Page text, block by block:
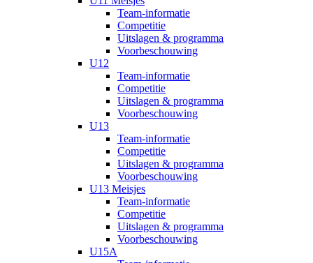
Team-informatie
Competitie
Uitslagen & programma
Voorbeschouwing
U12
Team-informatie
Competitie
Uitslagen & programma
Voorbeschouwing
U13
Team-informatie
Competitie
Uitslagen & programma
Voorbeschouwing
U13 Meisjes
Team-informatie
Competitie
Uitslagen & programma
Voorbeschouwing
U15A